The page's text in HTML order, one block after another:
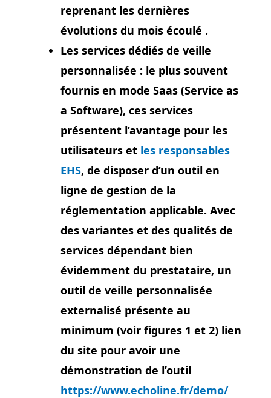
reprenant les dernières
évolutions du mois écoulé .
Les services dédiés de veille
personnalisée : le plus souvent
fournis en mode Saas (Service as
a Software), ces services
présentent l’avantage pour les
utilisateurs et les responsables
EHS, de disposer d’un outil en
ligne de gestion de la
réglementation applicable. Avec
des variantes et des qualités de
services dépendant bien
évidemment du prestataire, un
outil de veille personnalisée
externalisé présente au
minimum (voir figures 1 et 2) lien
du site pour avoir une
démonstration de l’outil
https://www.echoline.fr/demo/